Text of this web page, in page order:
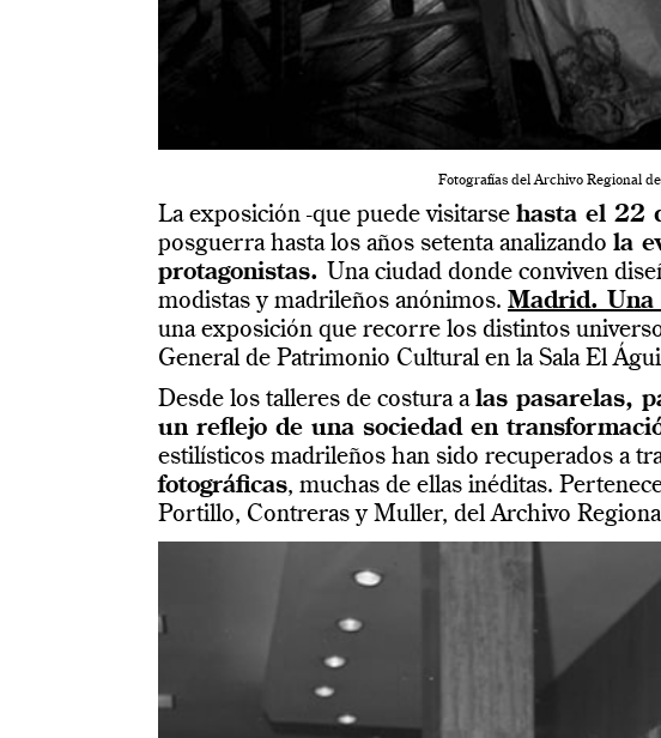
Fotografías del Archivo Regional
La exposición -que puede visitarse hasta el 22
posguerra hasta los años setenta analizando la
protagonistas. Una ciudad donde conviven
modistas y madrileños anónimos. Madrid.
una exposición que recorre los distintos
General de Patrimonio Cultural en la Sala El
Desde los talleres de costura a las pasarelas,
un reflejo de una sociedad en
estilísticos madrileños han sido recuperados a
fotográficas, muchas de ellas inéditas.
Portillo, Contreras y Muller, del Archivo